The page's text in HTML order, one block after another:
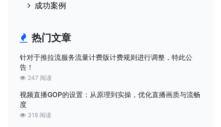
成功案例
热门文章
针对于推拉流服务流量计费版计费规则进行调整，特此公
告！
247 阅读
视频直播GOP的设置：从原理到实操，优化直播画质与流畅
度
318 阅读